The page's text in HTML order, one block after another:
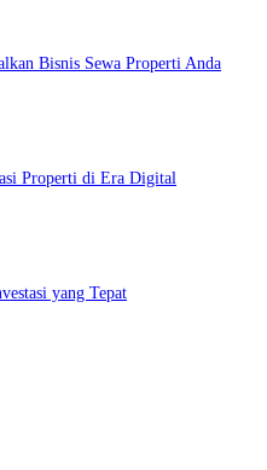
Bisnis Sewa Properti Anda
Properti di Era Digital
yang Tepat